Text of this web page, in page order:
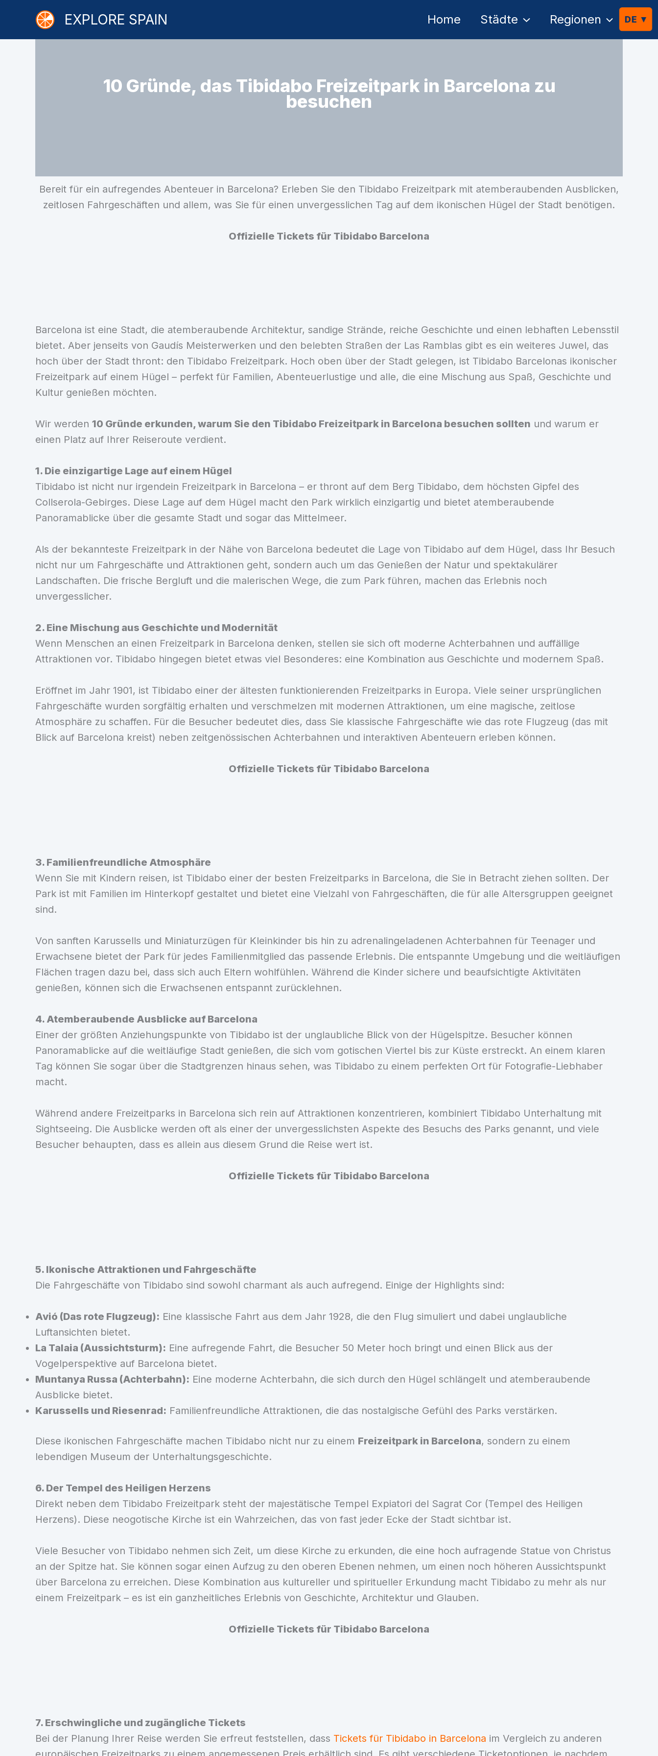
springen
EXPLORE SPAIN Home Städte Regionen
10 Gründe, das Tibidabo Freizeitpark in Barcelona zu
besuchen
Bereit für ein aufregendes Abenteuer in Barcelona? Erleben Sie den Tibidabo Freizeitpark mit atemberaubenden Ausblicken,
zeitlosen Fahrgeschäften und allem, was Sie für einen unvergesslichen Tag auf dem ikonischen Hügel der Stadt benötigen.
Offizielle Tickets für Tibidabo Barcelona
Barcelona ist eine Stadt, die atemberaubende Architektur, sandige Strände, reiche Geschichte und einen lebhaften Lebensstil
bietet. Aber jenseits von Gaudís Meisterwerken und den belebten Straßen der Las Ramblas gibt es ein weiteres Juwel, das
hoch über der Stadt thront: den Tibidabo Freizeitpark. Hoch oben über der Stadt gelegen, ist Tibidabo Barcelonas ikonischer
Freizeitpark auf einem Hügel – perfekt für Familien, Abenteuerlustige und alle, die eine Mischung aus Spaß, Geschichte und
Kultur genießen möchten.
Wir werden 10 Gründe erkunden, warum Sie den Tibidabo Freizeitpark in Barcelona besuchen sollten und warum er
einen Platz auf Ihrer Reiseroute verdient.
1. Die einzigartige Lage auf einem Hügel
Tibidabo ist nicht nur irgendein Freizeitpark in Barcelona – er thront auf dem Berg Tibidabo, dem höchsten Gipfel des
Collserola-Gebirges. Diese Lage auf dem Hügel macht den Park wirklich einzigartig und bietet atemberaubende
Panoramablicke über die gesamte Stadt und sogar das Mittelmeer.
Als der bekannteste Freizeitpark in der Nähe von Barcelona bedeutet die Lage von Tibidabo auf dem Hügel, dass Ihr Besuch
nicht nur um Fahrgeschäfte und Attraktionen geht, sondern auch um das Genießen der Natur und spektakulärer
Landschaften. Die frische Bergluft und die malerischen Wege, die zum Park führen, machen das Erlebnis noch
unvergesslicher.
2. Eine Mischung aus Geschichte und Modernität
Wenn Menschen an einen Freizeitpark in Barcelona denken, stellen sie sich oft moderne Achterbahnen und auffällige
Attraktionen vor. Tibidabo hingegen bietet etwas viel Besonderes: eine Kombination aus Geschichte und modernem Spaß.
Eröffnet im Jahr 1901, ist Tibidabo einer der ältesten funktionierenden Freizeitparks in Europa. Viele seiner ursprünglichen
Fahrgeschäfte wurden sorgfältig erhalten und verschmelzen mit modernen Attraktionen, um eine magische, zeitlose
Atmosphäre zu schaffen. Für die Besucher bedeutet dies, dass Sie klassische Fahrgeschäfte wie das rote Flugzeug (das mit
Blick auf Barcelona kreist) neben zeitgenössischen Achterbahnen und interaktiven Abenteuern erleben können.
Offizielle Tickets für Tibidabo Barcelona
3. Familienfreundliche Atmosphäre
Wenn Sie mit Kindern reisen, ist Tibidabo einer der besten Freizeitparks in Barcelona, die Sie in Betracht ziehen sollten. Der
Park ist mit Familien im Hinterkopf gestaltet und bietet eine Vielzahl von Fahrgeschäften, die für alle Altersgruppen geeignet
sind.
Von sanften Karussells und Miniaturzügen für Kleinkinder bis hin zu adrenalingeladenen Achterbahnen für Teenager und
Erwachsene bietet der Park für jedes Familienmitglied das passende Erlebnis. Die entspannte Umgebung und die weitläufigen
Flächen tragen dazu bei, dass sich auch Eltern wohlfühlen. Während die Kinder sichere und beaufsichtigte Aktivitäten
genießen, können sich die Erwachsenen entspannt zurücklehnen.
4. Atemberaubende Ausblicke auf Barcelona
Einer der größten Anziehungspunkte von Tibidabo ist der unglaubliche Blick von der Hügelspitze. Besucher können
Panoramablicke auf die weitläufige Stadt genießen, die sich vom gotischen Viertel bis zur Küste erstreckt. An einem klaren
Tag können Sie sogar über die Stadtgrenzen hinaus sehen, was Tibidabo zu einem perfekten Ort für Fotografie-Liebhaber
macht.
Während andere Freizeitparks in Barcelona sich rein auf Attraktionen konzentrieren, kombiniert Tibidabo Unterhaltung mit
Sightseeing. Die Ausblicke werden oft als einer der unvergesslichsten Aspekte des Besuchs des Parks genannt, und viele
Besucher behaupten, dass es allein aus diesem Grund die Reise wert ist.
Offizielle Tickets für Tibidabo Barcelona
5. Ikonische Attraktionen und Fahrgeschäfte
Die Fahrgeschäfte von Tibidabo sind sowohl charmant als auch aufregend. Einige der Highlights sind:
Avió (Das rote Flugzeug): Eine klassische Fahrt aus dem Jahr 1928, die den Flug simuliert und dabei unglaubliche
Luftansichten bietet.
La Talaia (Aussichtsturm): Eine aufregende Fahrt, die Besucher 50 Meter hoch bringt und einen Blick aus der
Vogelperspektive auf Barcelona bietet.
Muntanya Russa (Achterbahn): Eine moderne Achterbahn, die sich durch den Hügel schlängelt und atemberaubende
Ausblicke bietet.
Karussells und Riesenrad: Familienfreundliche Attraktionen, die das nostalgische Gefühl des Parks verstärken.
Diese ikonischen Fahrgeschäfte machen Tibidabo nicht nur zu einem Freizeitpark in Barcelona, sondern zu einem
lebendigen Museum der Unterhaltungsgeschichte.
6. Der Tempel des Heiligen Herzens
Direkt neben dem Tibidabo Freizeitpark steht der majestätische Tempel Expiatori del Sagrat Cor (Tempel des Heiligen
Herzens). Diese neogotische Kirche ist ein Wahrzeichen, das von fast jeder Ecke der Stadt sichtbar ist.
Viele Besucher von Tibidabo nehmen sich Zeit, um diese Kirche zu erkunden, die eine hoch aufragende Statue von Christus
an der Spitze hat. Sie können sogar einen Aufzug zu den oberen Ebenen nehmen, um einen noch höheren Aussichtspunkt
über Barcelona zu erreichen. Diese Kombination aus kultureller und spiritueller Erkundung macht Tibidabo zu mehr als nur
einem Freizeitpark – es ist ein ganzheitliches Erlebnis von Geschichte, Architektur und Glauben.
Offizielle Tickets für Tibidabo Barcelona
7. Erschwingliche und zugängliche Tickets
Bei der Planung Ihrer Reise werden Sie erfreut feststellen, dass Tickets für Tibidabo in Barcelona im Vergleich zu anderen